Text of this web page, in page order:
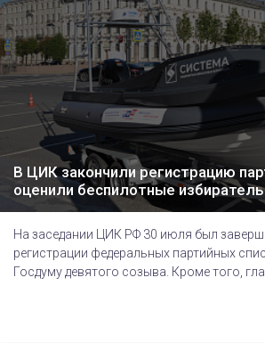
В ЦИК закончили регистрацию
оценили беспилотные
На заседании ЦИК РФ 30 июля был
регистрации федеральных партийных
Госдуму девятого созыва. Кроме того,